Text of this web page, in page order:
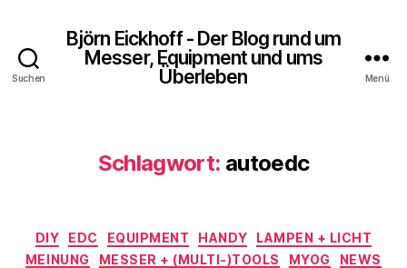
Suchen
Björn Eickhoff - Der Blog rund um
Messer, Equipment und ums
Überleben
Menü
Schlagwort: autoedc
Kategorien
DIY EDC EQUIPMENT HANDY
LAMPEN + LICHT
MEINUNG
MESSER + (MULTI-)TOOLS MYOG
NEWS